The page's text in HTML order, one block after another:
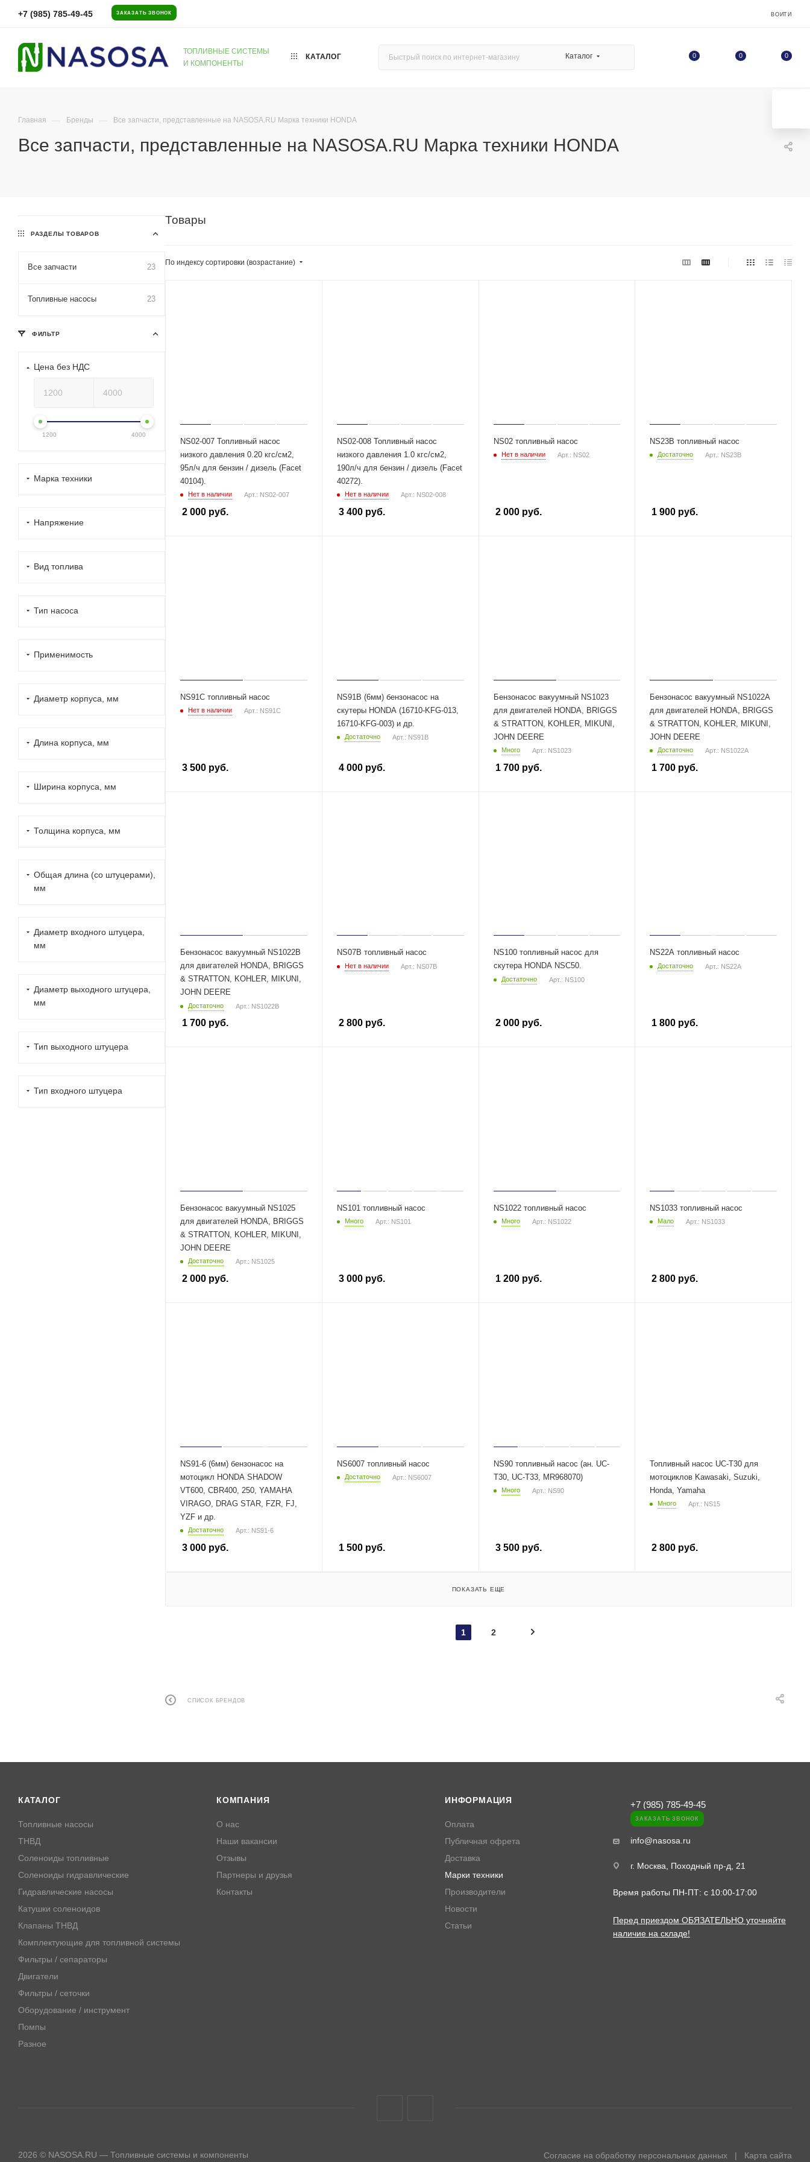
+7 (985) 785-49-45 ЗАКАЗАТЬ ЗВОНОК ВОЙТИ
ТОПЛИВНЫЕ СИСТЕМЫ
И КОМПОНЕНТЫ
КАТАЛОГ Каталог 0 0 0
Главная — Бренды — Все запчасти, представленные на NASOSA.RU Марка техники HONDA
Все запчасти, представленные на NASOSA.RU Марка техники HONDA
Товары
По индексу сортировки (возрастание)
NS02-007 Топливный насос
низкого давления 0.20 кгс/см2,
95л/ч для бензин / дизель (Facet
40104).
Нет в наличии Арт.: NS02-007
2 000 руб.
NS02-008 Топливный насос
низкого давления 1.0 кгс/см2,
190л/ч для бензин / дизель (Facet
40272).
Нет в наличии Арт.: NS02-008
3 400руб.
NS02 топливный насос
Нет в наличии Арт.: NS02
2 000руб.
NS23B топливный насос
Достаточно Арт.: NS23B
1 900 руб.
NS91C топливный насос
Нет в наличии Арт.: NS91C
3 500 руб.
NS91B (6мм) бензонасос на
скутеры HONDA (16710-KFG-013,
16710-KFG-003) и др.
Достаточно Арт.: NS91B
4 000руб.
Бензонасос вакуумный NS1023
для двигателей HONDA, BRIGGS
& STRATTON, KOHLER, MIKUNI,
JOHN DEERE
Много Арт.: NS1023
1 700руб.
Бензонасос вакуумный NS1022A
для двигателей HONDA, BRIGGS
& STRATTON, KOHLER, MIKUNI,
JOHN DEERE
Достаточно Арт.: NS1022A
1 700 руб.
Бензонасос вакуумный NS1022B
для двигателей HONDA, BRIGGS
& STRATTON, KOHLER, MIKUNI,
JOHN DEERE
Достаточно Арт.: NS1022B
1 700 руб.
NS07B топливный насос
Нет в наличии Арт.: NS07B
2 800руб.
NS100 топливный насос для
скутера HONDA NSC50.
Достаточно Арт.: NS100
2 000руб.
NS22A топливный насос
Достаточно Арт.: NS22A
1 800 руб.
Бензонасос вакуумный NS1025
для двигателей HONDA, BRIGGS
& STRATTON, KOHLER, MIKUNI,
JOHN DEERE
Достаточно Арт.: NS1025
2 000 руб.
NS101 топливный насос
Много Арт.: NS101
3 000руб.
NS1022 топливный насос
Много Арт.: NS1022
1 200руб.
NS1033 топливный насос
Мало Арт.: NS1033
2 800 руб.
NS91-6 (6мм) бензонасос на
мотоцикл HONDA SHADOW
VT600, CBR400, 250, YAMAHA
VIRAGO, DRAG STAR, FZR, FJ,
YZF и др.
Достаточно Арт.: NS91-6
3 000 руб.
NS6007 топливный насос
Достаточно Арт.: NS6007
1 500руб.
NS90 топливный насос (ан. UC-
T30, UC-T33, MR968070)
Много Арт.: NS90
3 500руб.
Топливный насос UC-T30 для
мотоциклов Kawasaki, Suzuki,
Honda, Yamaha
Много Арт.: NS15
2 800 руб.
ПОКАЗАТЬ ЕЩЕ
1 2
СПИСОК БРЕНДОВ
РАЗДЕЛЫ ТОВАРОВ
Все запчасти 23
Топливные насосы 23
ФИЛЬТР
Цена без НДС
1200 4000
Марка техники
Напряжение
Вид топлива
Тип насоса
Применимость
Диаметр корпуса, мм
Длина корпуса, мм
Ширина корпуса, мм
Толщина корпуса, мм
Общая длина (со штуцерами),
мм
Диаметр входного штуцера,
мм
Диаметр выходного штуцера,
мм
Тип выходного штуцера
Тип входного штуцера
КАТАЛОГ
Топливные насосы
ТНВД
Соленоиды топливные
Соленоиды гидравлические
Гидравлические насосы
Катушки соленоидов
Клапаны ТНВД
Комплектующие для топливной системы
Фильтры / сепараторы
Двигатели
Фильтры / сеточки
Оборудование / инструмент
Помпы
Разное
КОМПАНИЯ
О нас
Наши вакансии
Отзывы
Партнеры и друзья
Контакты
ИНФОРМАЦИЯ
Оплата
Публичная офрета
Доставка
Марки техники
Производители
Новости
Статьи
+7 (985) 785-49-45
ЗАКАЗАТЬ ЗВОНОК
info@nasosa.ru
г. Москва, Походный пр-д, 21
Время работы ПН-ПТ: с 10:00-17:00
Перед приездом ОБЯЗАТЕЛЬНО уточняйте
наличие на складе!
Согласие на обработку персональных данных | Карта сайта
2026 © NASOSA.RU — Топливные системы и компоненты